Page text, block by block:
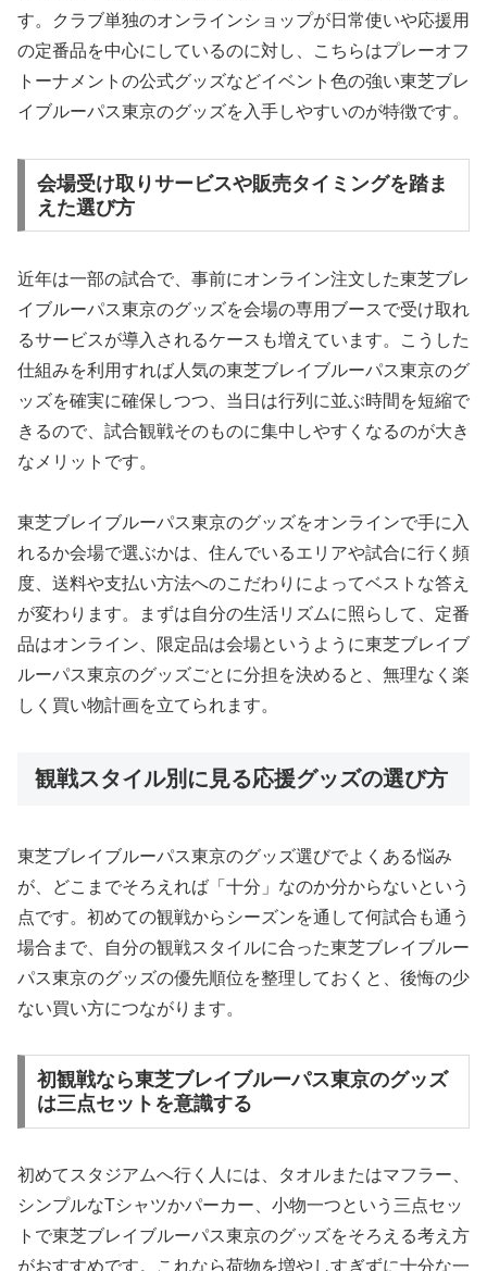
す。クラブ単独のオンラインショップが日常使いや応援用
の定番品を中心にしているのに対し、こちらはプレーオフ
トーナメントの公式グッズなどイベント色の強い東芝ブレ
イブルーパス東京のグッズを入手しやすいのが特徴です。
会場受け取りサービスや販売タイミングを踏ま
えた選び方
近年は一部の試合で、事前にオンライン注文した東芝ブレ
イブルーパス東京のグッズを会場の専用ブースで受け取れ
るサービスが導入されるケースも増えています。こうした
仕組みを利用すれば人気の東芝ブレイブルーパス東京のグ
ッズを確実に確保しつつ、当日は行列に並ぶ時間を短縮で
きるので、試合観戦そのものに集中しやすくなるのが大き
なメリットです。
東芝ブレイブルーパス東京のグッズをオンラインで手に入
れるか会場で選ぶかは、住んでいるエリアや試合に行く頻
度、送料や支払い方法へのこだわりによってベストな答え
が変わります。まずは自分の生活リズムに照らして、定番
品はオンライン、限定品は会場というように東芝ブレイブ
ルーパス東京のグッズごとに分担を決めると、無理なく楽
しく買い物計画を立てられます。
観戦スタイル別に見る応援グッズの選び方
東芝ブレイブルーパス東京のグッズ選びでよくある悩み
が、どこまでそろえれば「十分」なのか分からないという
点です。初めての観戦からシーズンを通して何試合も通う
場合まで、自分の観戦スタイルに合った東芝ブレイブルー
パス東京のグッズの優先順位を整理しておくと、後悔の少
ない買い方につながります。
初観戦なら東芝ブレイブルーパス東京のグッズ
は三点セットを意識する
初めてスタジアムへ行く人には、タオルまたはマフラー、
シンプルなTシャツかパーカー、小物一つという三点セッ
トで東芝ブレイブルーパス東京のグッズをそろえる考え方
がおすすめです。これなら荷物を増やしすぎずに十分な一